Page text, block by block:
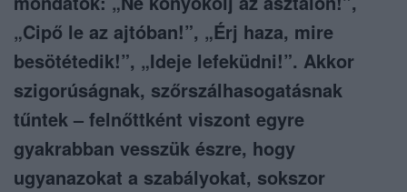
„Cipő le az ajtóban!”, „Érj haza, mire
besötétedik!”, „Ideje lefeküdni!”. Akkor
szigorúságnak, szőrszálhasogatásnak
tűntek – felnőttként viszont egyre
gyakrabban vesszük észre, hogy
ugyanazokat a szabályokat, sokszor